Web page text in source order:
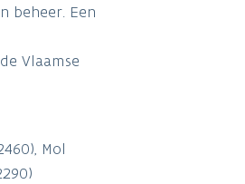
beheer. Een
Vlaamse
Mol